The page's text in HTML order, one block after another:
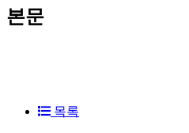
본문
목록